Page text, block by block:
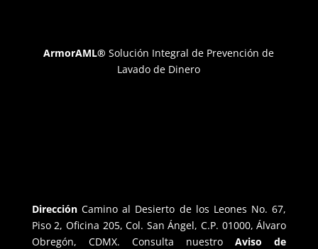
ArmorAML® Solución Integral de Prevención de
Lavado de Dinero
Dirección Camino al Desierto de los Leones No. 67,
Piso 2, Oficina 205, Col. San Ángel, C.P. 01000, Álvaro
Obregón, CDMX. Consulta nuestro
Aviso de